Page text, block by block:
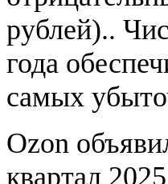
рублей)..
года
самых
Ozon
квартал